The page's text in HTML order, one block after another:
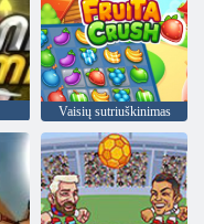
Vaisių sutriuškinimas